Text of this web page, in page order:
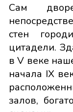
Сам
стен
цитадели.
в V веке
начала IX
залов,